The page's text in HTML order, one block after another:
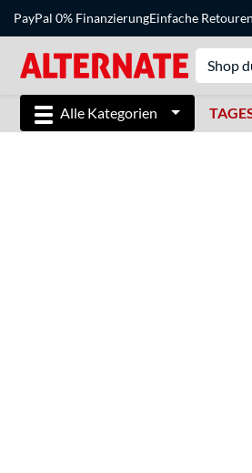
PayPal 0% FinanzierungEinfache
Alle Kategorien